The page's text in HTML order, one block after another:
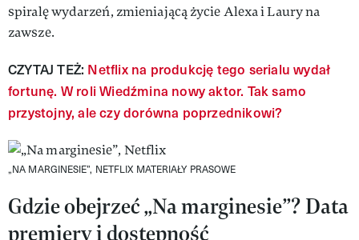
spiralę wydarzeń, zmieniającą życie Alexa i Laury na
zawsze.
CZYTAJ TEŻ: Netflix na produkcję tego serialu wydał
fortunę. W roli Wiedźmina nowy aktor. Tak samo
przystojny, ale czy dorówna poprzednikowi?
„NA MARGINESIE”, NETFLIX MATERIAŁY PRASOWE
Gdzie obejrzeć „Na marginesie”? Data
premiery i dostępność